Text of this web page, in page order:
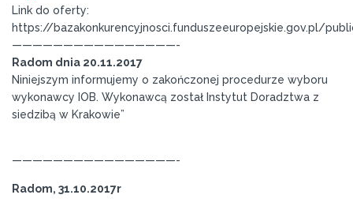
Link do oferty:
https://bazakonkurencyjnosci.funduszeeuropejskie.gov.pl/
————————————————-
Radom dnia 20.11.2017
Niniejszym informujemy o zakończonej procedurze wyboru
wykonawcy IOB. Wykonawcą został Instytut Doradztwa z
siedzibą w Krakowie”
————————————————-
Radom, 31.10.2017r